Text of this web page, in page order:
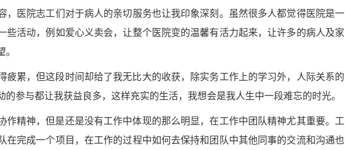
，医院志工们对于病人的亲切服务也让我印象深刻。虽然很多人都觉得医院是一
些活动，例如爱心义卖会，让整个医院变的温馨有活力起来，让许多的病人及家
疲累，但这段时间却给了我无比大的收获，除实务工作上的学习外，人际关系的
参与都让我获益良多，这样充实的生活，我想会是我人生中一段难忘的时光。
作精神，但是还是没有工作中体现的那么明显，在工作中团队精神尤其重要。工
在完成一个项目，在工作的过程中如何去保持和团队中其他同事的交流和沟通也